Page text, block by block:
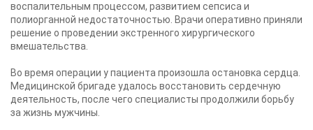
воспалительным процессом, развитием сепсиса и
полиорганной недостаточностью. Врачи оперативно приняли
решение о проведении экстренного хирургического
вмешательства.
Во время операции у пациента произошла остановка сердца.
Медицинской бригаде удалось восстановить сердечную
деятельность, после чего специалисты продолжили борьбу
за жизнь мужчины.